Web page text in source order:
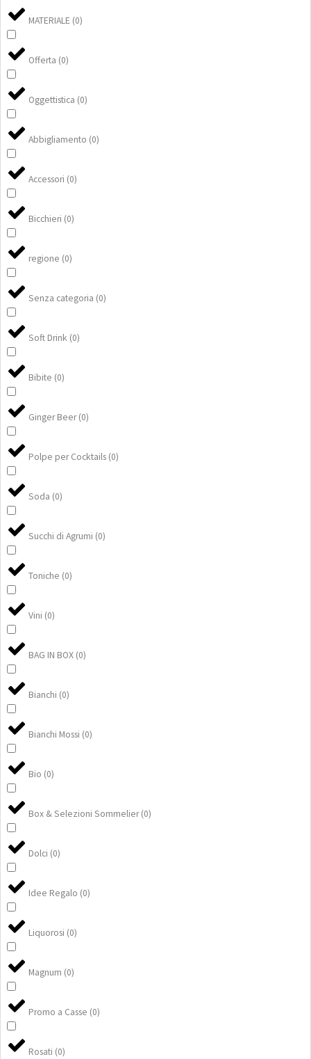
MATERIALE (0)
Offerta (0)
Oggettistica (0)
Abbigliamento (0)
Accessori (0)
Bicchieri (0)
regione (0)
Senza categoria (0)
Soft Drink (0)
Bibite (0)
Ginger Beer (0)
Polpe per Cocktails (0)
Soda (0)
Succhi di Agrumi (0)
Toniche (0)
Vini (0)
BAG IN BOX (0)
Bianchi (0)
Bianchi Mossi (0)
Bio (0)
Box & Selezioni Sommelier (0)
Dolci (0)
Idee Regalo (0)
Liquorosi (0)
Magnum (0)
Promo a Casse (0)
Rosati (0)